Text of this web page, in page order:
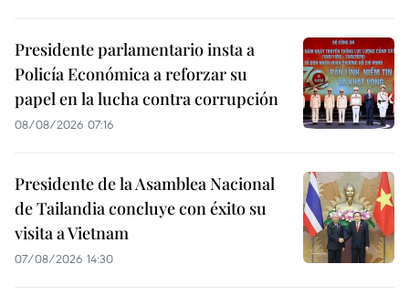
Presidente parlamentario insta a
Policía Económica a reforzar su
papel en la lucha contra corrupción
08/08/2026 07:16
Presidente de la Asamblea Nacional
de Tailandia concluye con éxito su
visita a Vietnam
07/08/2026 14:30